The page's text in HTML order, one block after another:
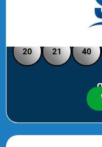
Loto
20 21 40